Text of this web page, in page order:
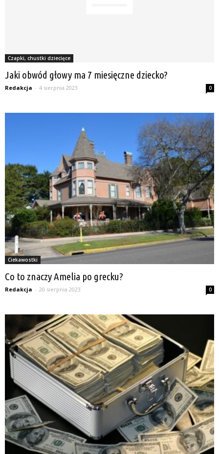
Czapki, chustki dziecięce
Jaki obwód głowy ma 7 miesięczne dziecko?
Redakcja - 4 sierpnia 2023 0
Ciekawostki
Co to znaczy Amelia po grecku?
Redakcja - 20 sierpnia 2023 0